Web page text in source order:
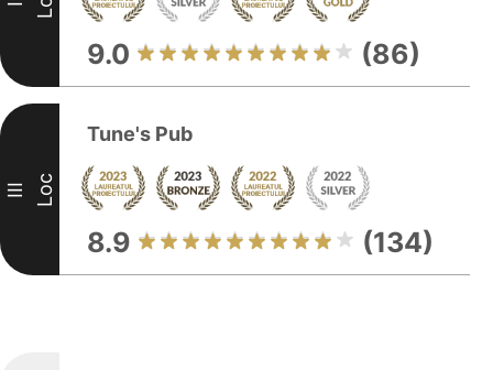
9.0 (86)
III Loc
Tune's Pub
8.9 (134)